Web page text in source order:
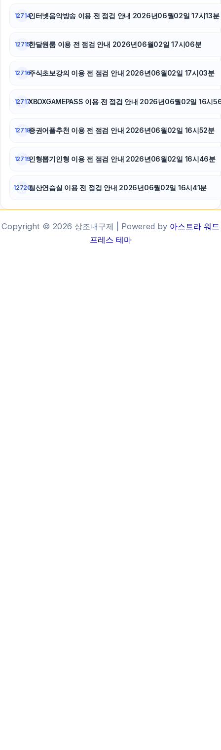
12714인터넷음악방송 이용 전 점검 안내 2026년06월02일 17시13분
12715한달원룸 이용 전 점검 안내 2026년06월02일 17시06분
12716주식초보강의 이용 전 점검 안내 2026년06월02일 17시03분
12717XBOXGAMEPASS 이용 전 점검 안내 2026년06월02일 16시
12718증권어플추천 이용 전 점검 안내 2026년06월02일 16시52분
12719인형뽑기인형 이용 전 점검 안내 2026년06월02일 16시46분
12720철산연습실 이용 전 점검 안내 2026년06월02일 16시41분
Copyright © 2026 상조내구제 | Powered by 아스트라 워드
프레스 테마